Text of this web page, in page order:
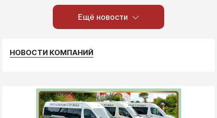
Ещё новости
НОВОСТИ КОМПАНИЙ